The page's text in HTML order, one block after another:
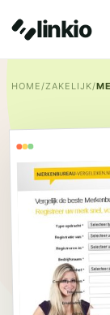
linkio
HOME/ZAKELIJK/